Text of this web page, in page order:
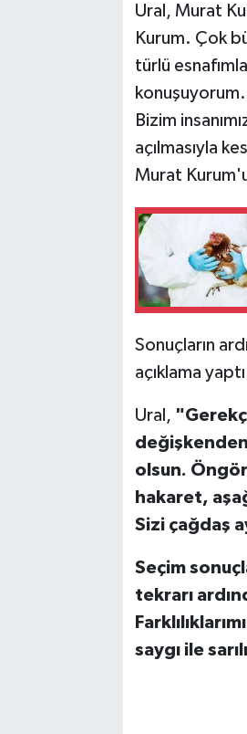
Ural, Murat
Kurum. Çok
türlü
Bizim
açılmasıyla
Murat
Sonuçların
açıklama
Ural,
değişkenden
olsun.
hakaret,
Sizi çağdaş
Seçim
tekrarı
saygı ile